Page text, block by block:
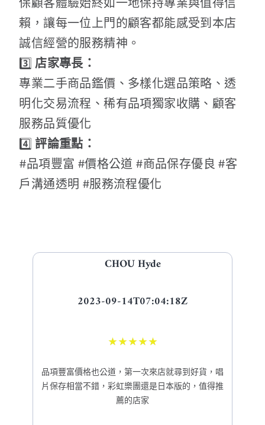
賴，讓每一位上門的顧客都能感受到本店
誠信經營的服務精神。
3️⃣ 店家專長：
專業二手商品鑑價、多樣化選品策略、透
明化交易流程、稀有品項獨家收購、顧客
服務品質優化
4️⃣ 評論重點：
#品項豐富 #價格公道 #商品保存優良 #客
戶溝通透明 #服務流程優化
CHOU Hyde
2023-09-14T07:04:18Z
★★★★★
品項豐富價格也公道，第一次來店就尋到好貨，唱
片保存相當不錯，彩虹樂團還是日本版的，值得推
薦的店家